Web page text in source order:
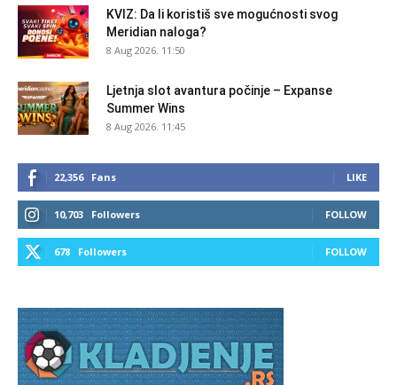
KVIZ: Da li koristiš sve mogućnosti svog
Meridian naloga?
8 Aug 2026. 11:50
Ljetnja slot avantura počinje – Expanse
Summer Wins
8 Aug 2026. 11:45
22,356 Fans LIKE
10,703 Followers FOLLOW
678 Followers FOLLOW